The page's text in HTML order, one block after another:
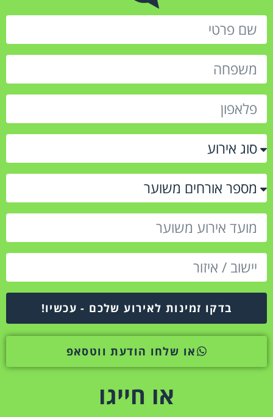
בדקו זמינות לאירוע שלכם - עכשיו!
או שלחו הודעת ווטסאפ
או חייגו